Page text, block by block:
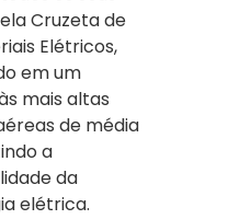
Cruzeta de
Elétricos,
em um
mais altas
de média
a
da
elétrica.